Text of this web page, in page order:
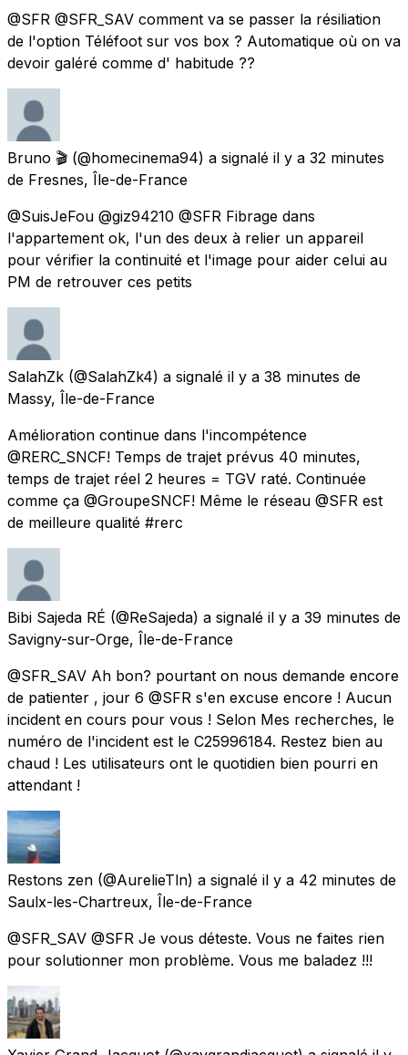
@SFR @SFR_SAV comment va se passer la résiliation
de l'option Téléfoot sur vos box ? Automatique où on va
devoir galéré comme d' habitude ??
Bruno 🎬 (@homecinema94) a signalé il y a 32 minutes
de Fresnes, Île-de-France
@SuisJeFou @giz94210 @SFR Fibrage dans
l'appartement ok, l'un des deux à relier un appareil
pour vérifier la continuité et l'image pour aider celui au
PM de retrouver ces petits
SalahZk (@SalahZk4) a signalé il y a 38 minutes de
Massy, Île-de-France
Amélioration continue dans l'incompétence
@RERC_SNCF! Temps de trajet prévus 40 minutes,
temps de trajet réel 2 heures = TGV raté. Continuée
comme ça @GroupeSNCF! Même le réseau @SFR est
de meilleure qualité #rerc
Bibi Sajeda RÉ (@ReSajeda) a signalé il y a 39 minutes de
Savigny-sur-Orge, Île-de-France
@SFR_SAV Ah bon? pourtant on nous demande encore
de patienter , jour 6 @SFR s'en excuse encore ! Aucun
incident en cours pour vous ! Selon Mes recherches, le
numéro de l'incident est le C25996184. Restez bien au
chaud ! Les utilisateurs ont le quotidien bien pourri en
attendant !
Restons zen (@AurelieTln) a signalé il y a 42 minutes de
Saulx-les-Chartreux, Île-de-France
@SFR_SAV @SFR Je vous déteste. Vous ne faites rien
pour solutionner mon problème. Vous me baladez !!!